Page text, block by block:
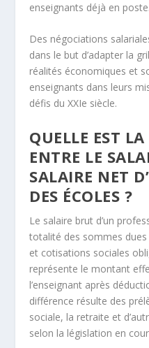
enseignants déjà en poste.
Des négociations
dans le but d’adapter la
réalités économiques et
enseignants dans leurs
défis du XXIe siècle.
QUELLE EST
ENTRE LE
SALAIRE NET
DES ÉCOLES ?
Le salaire brut d’un
totalité des sommes
et cotisations sociales
représente le montant
l’enseignant après
différence résulte des
sociale, la retraite et
selon la législation en